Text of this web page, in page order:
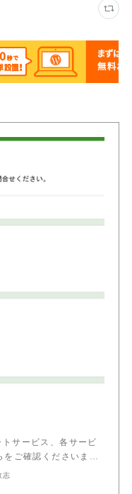
サービス、各サービ
をご確認くださいま…
志